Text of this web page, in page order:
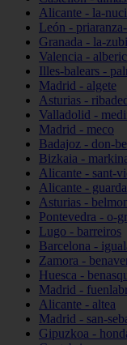
Alicante - la-
León -
Granada - la-
Valencia - alberic
Illes-balears -
Madrid - algete
Asturias -
Valladolid -
Madrid - meco
Badajoz - don-
Bizkaia -
Alicante - sant-
Alicante -
Asturias -
Pontevedra - o-
Lugo - barreiros
Barcelona -
Zamora -
Huesca -
Madrid -
Alicante - altea
Madrid - san-
Gipuzkoa -